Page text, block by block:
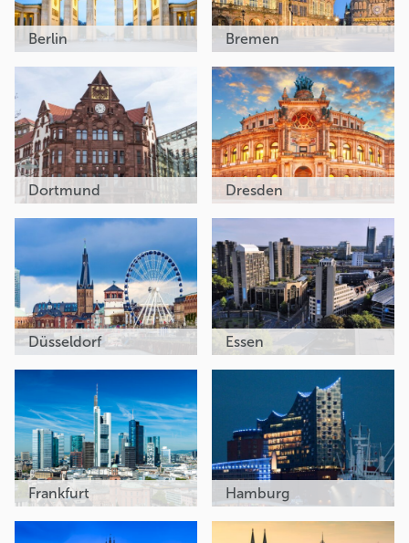
Berlin Bremen
Dortmund Dresden
Düsseldorf Essen
Frankfurt Hamburg